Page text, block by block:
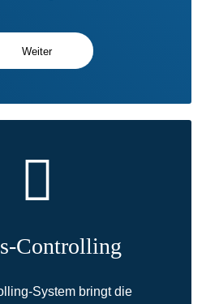
Weiter
Controlling
System bringt die